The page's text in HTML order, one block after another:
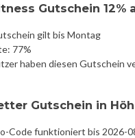
Gutschein 12%
gilt bis Montag
77%
haben diesen Gutschein
Gutschein in
Code funktioniert bis 2026-